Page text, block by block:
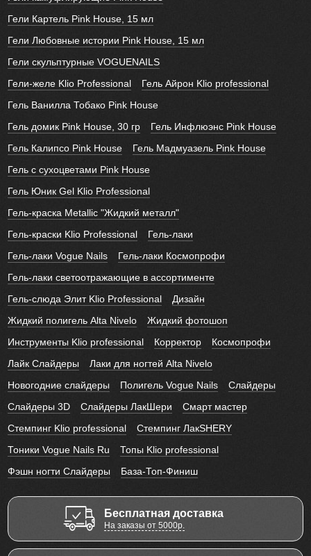
Гели Картель Pink House, 15 мл
Гели Любовные истории Pink House, 15 мл
Гели скульптурные VOGUENAILS
Гели-желе Klio Professional
Гель Айрон Klio professional
Гель Ванилла Тобако Pink House
Гель домик Pink House, 30 гр
Гель Инфлюэнс Pink House
Гель Калипсо Pink House
Гель Мадмуазель Pink House
Гель с сухоцветами Pink House
Гель Юник Gel Klio Professional
Гель-краска Metallic "Жидкий металл"
Гель-краски Klio Professional
Гель-лаки
Гель-лаки Vogue Nails
Гель-лаки Космопрофи
Гель-лаки светоотражающие в ассортименте
Гель-слюда Элит Klio Professional
Дизайн
Жидкий полигель Alta Nivelo
Жидкий фотошоп
Инструменты Klio professional
Корректор
Космопрофи
Лайк Слайдеры
Лаки для ногтей Alta Nivelo
Новогодние слайдеры
Полигель Vogue Nails
Слайдеры
Слайдеры 3D
Слайдеры ЛакШери
Смарт мастер
Стемпинг Klio professional
Стемпинг ЛакSHERY
Тоники Vogue Nails Ru
Топы Klio professional
Фэшн ногти Слайдеры
База-Топ-Финиш
Бесплатная доставка
На заказы от 5000р.